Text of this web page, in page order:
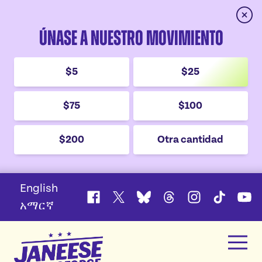
Únase a nuestro movimiento
$5 $25
$75 $100
$200 Otra cantidad
English
አማርኛ
Facebook
X BlueskyThreadsInstagram
TikTok
Janeese